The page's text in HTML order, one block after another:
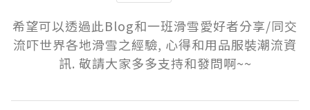
希望可以透過此Blog和一班滑雪愛好者分享/同交
流吓世界各地滑雪之經驗, 心得和用品服裝潮流資
訊. 敬請大家多多支持和發問啊~~